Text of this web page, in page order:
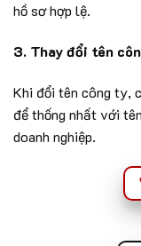
hồ sơ hợp lệ.
3. Thay đổi tên
Khi đổi tên công ty,
để thống nhất với
doanh nghiệp.